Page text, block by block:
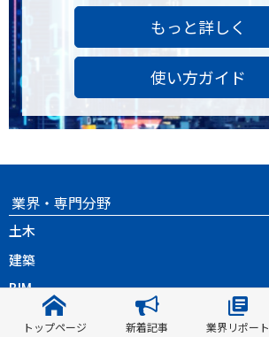
トップページ 新着記事 業界リポート
もっと詳しく
使い方ガイド
業界・専門分野
土木
建築
BIM
ゼネコン